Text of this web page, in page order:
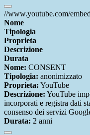
//www.youtube.com/
Nome
Tipologia
Proprieta
Descrizione
Durata
Nome: CONSENT
Tipologia: anonimizzato
Proprieta: YouTube
Descrizione: YouTube
incorporati e registra dati
consenso dei servizi
Durata: 2 anni